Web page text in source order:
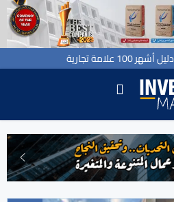
دليل أشهر 100 علامة تجارية